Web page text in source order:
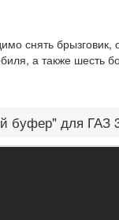
снять брызговик,
а также шесть
буфер" для ГАЗ